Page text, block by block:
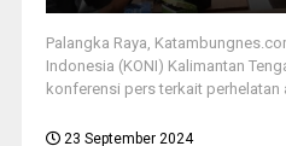
Palangka Raya,
Indonesia (KONI) Kalimantan
konferensi pers terkait perhelatan
23 September 2024